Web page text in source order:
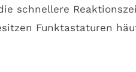
schnellere
Funktastaturen